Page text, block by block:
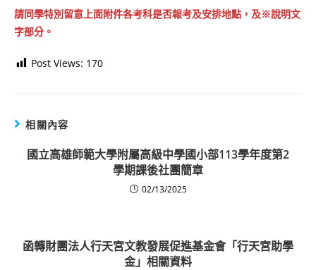
請同學特別留意上面附件各考科是否報考及安排地點，及※說明文
字部分。
Post Views: 170
相關內容
國立高雄師範大學附屬高級中學國小部113學年度第2
學期課後社團簡章
02/13/2025
函轉財團法人行天宮文教發展促進基金會「行天宮助學
金」相關資料